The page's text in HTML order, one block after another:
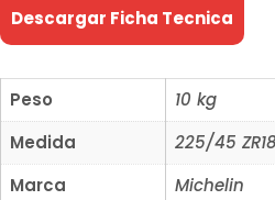
Descargar Ficha Tecnica
Peso
10 kg
Medida
225/45 ZR18
Marca
Michelin